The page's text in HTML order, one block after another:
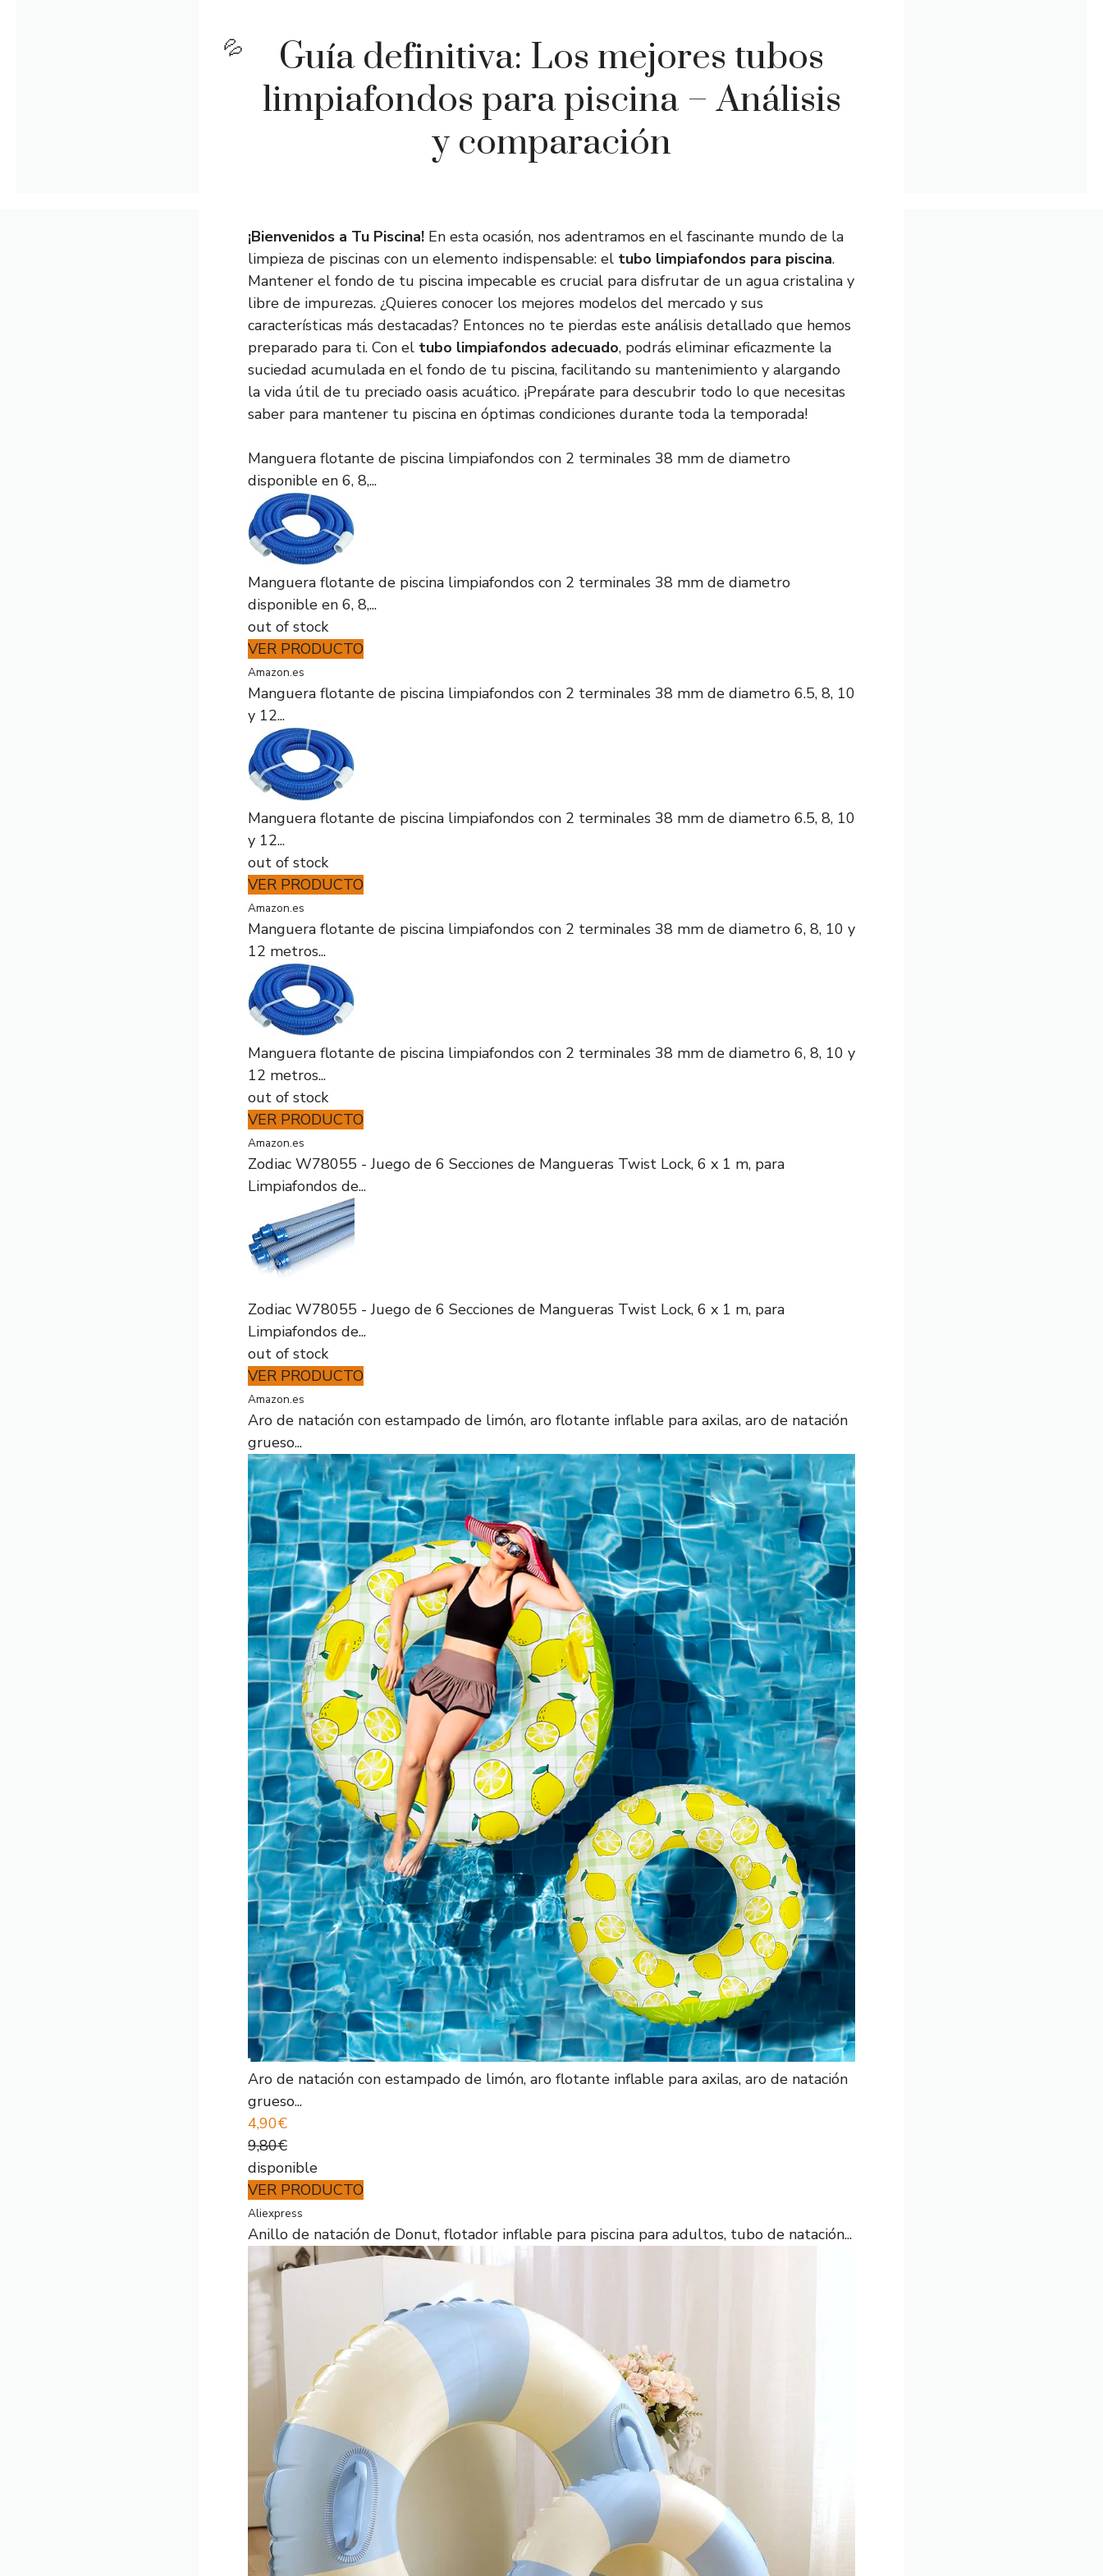
Guía definitiva: Los mejores tubos
limpiafondos para piscina – Análisis
y comparación
¡Bienvenidos a Tu Piscina! En esta ocasión, nos adentramos en el fascinante mundo de la
limpieza de piscinas con un elemento indispensable: el tubo limpiafondos para piscina.
Mantener el fondo de tu piscina impecable es crucial para disfrutar de un agua cristalina y
libre de impurezas. ¿Quieres conocer los mejores modelos del mercado y sus
características más destacadas? Entonces no te pierdas este análisis detallado que hemos
preparado para ti. Con el tubo limpiafondos adecuado, podrás eliminar eficazmente la
suciedad acumulada en el fondo de tu piscina, facilitando su mantenimiento y alargando
la vida útil de tu preciado oasis acuático. ¡Prepárate para descubrir todo lo que necesitas
saber para mantener tu piscina en óptimas condiciones durante toda la temporada!
Manguera flotante de piscina limpiafondos con 2 terminales 38 mm de diametro
disponible en 6, 8,...
Manguera flotante de piscina limpiafondos con 2 terminales 38 mm de diametro
disponible en 6, 8,...
out of stock
VER PRODUCTO
Amazon.es
Manguera flotante de piscina limpiafondos con 2 terminales 38 mm de diametro 6.5, 8, 10
y 12...
Manguera flotante de piscina limpiafondos con 2 terminales 38 mm de diametro 6.5, 8, 10
y 12...
out of stock
VER PRODUCTO
Amazon.es
Manguera flotante de piscina limpiafondos con 2 terminales 38 mm de diametro 6, 8, 10 y
12 metros...
Manguera flotante de piscina limpiafondos con 2 terminales 38 mm de diametro 6, 8, 10 y
12 metros...
out of stock
VER PRODUCTO
Amazon.es
Zodiac W78055 - Juego de 6 Secciones de Mangueras Twist Lock, 6 x 1 m, para
Limpiafondos de...
Zodiac W78055 - Juego de 6 Secciones de Mangueras Twist Lock, 6 x 1 m, para
Limpiafondos de...
out of stock
VER PRODUCTO
Amazon.es
Aro de natación con estampado de limón, aro flotante inflable para axilas, aro de natación
grueso...
Aro de natación con estampado de limón, aro flotante inflable para axilas, aro de natación
grueso...
4,90€
9,80€
disponible
VER PRODUCTO
Aliexpress
Anillo de natación de Donut, flotador inflable para piscina para adultos, tubo de natación...